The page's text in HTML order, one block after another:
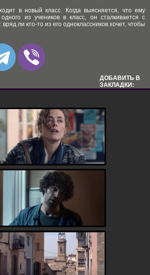
в новый класс. Когда выясняется, что ему
из учеников в класс, он сталкивается с
ли кто-то из его одноклассников хочет, чтобы
ДОБАВИТЬ В
ЗАКЛАДКИ: